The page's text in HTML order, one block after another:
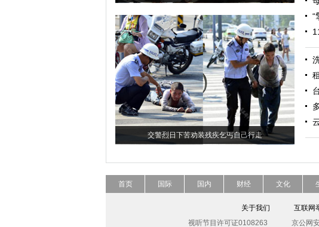
交警烈日下苦劝装残疾乞丐自己行走
“
首页 国际 国内 财经 文化
关于我们 互联网
视听节目许可证0108263
京公网